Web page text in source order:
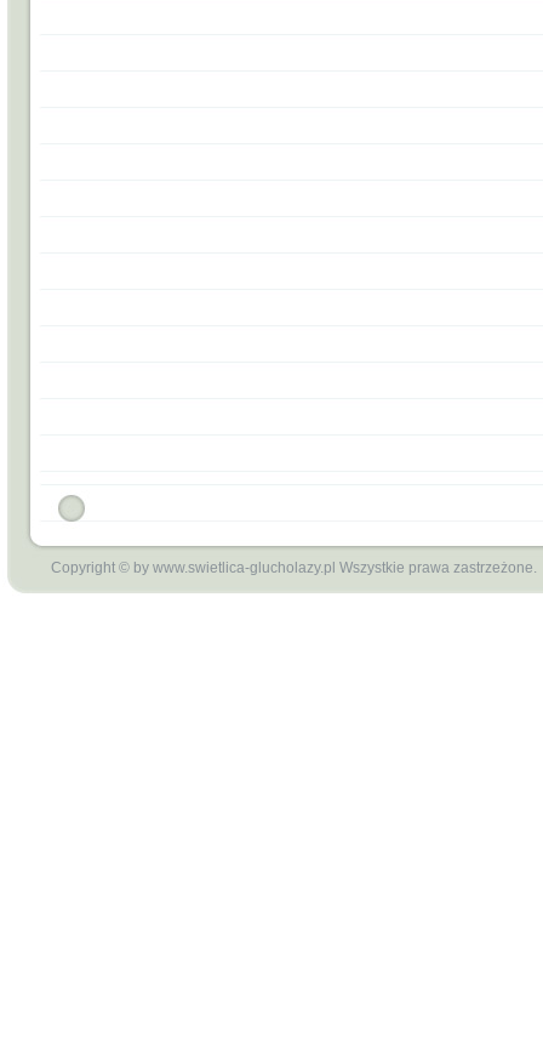
Copyright © by www.swietlica-glucholazy.pl Wszystkie prawa zastrzeżone.